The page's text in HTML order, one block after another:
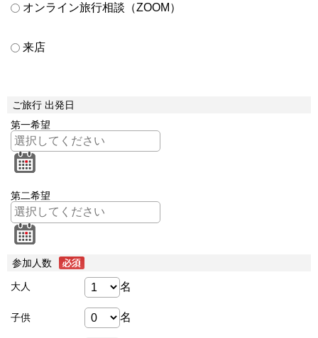
オンライン旅行相談（ZOOM）
来店
ご旅行 出発日
第一希望
第二希望
参加人数
大人 名
子供 名